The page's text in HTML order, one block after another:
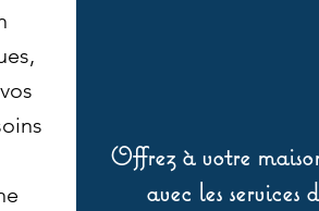
Offrez à votre
avec les services